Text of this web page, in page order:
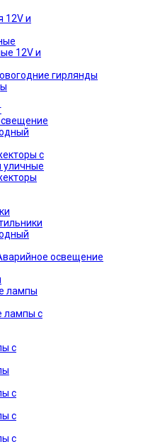
12V и
12V и
гирлянды
с
уличные
освещение
лампы
лампы с
с
с
с
с